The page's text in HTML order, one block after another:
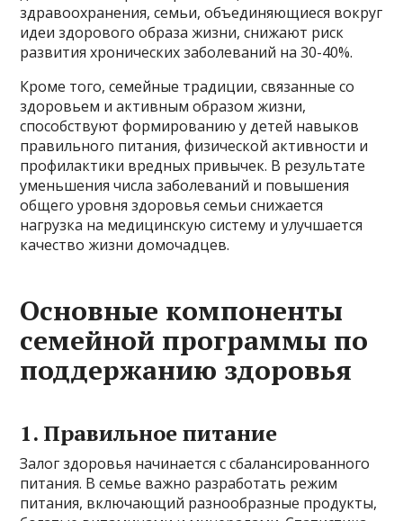
здравоохранения, семьи, объединяющиеся вокруг
идеи здорового образа жизни, снижают риск
развития хронических заболеваний на 30-40%.
Кроме того, семейные традиции, связанные со
здоровьем и активным образом жизни,
способствуют формированию у детей навыков
правильного питания, физической активности и
профилактики вредных привычек. В результате
уменьшения числа заболеваний и повышения
общего уровня здоровья семьи снижается
нагрузка на медицинскую систему и улучшается
качество жизни домочадцев.
Основные компоненты
семейной программы по
поддержанию здоровья
1. Правильное питание
Залог здоровья начинается с сбалансированного
питания. В семье важно разработать режим
питания, включающий разнообразные продукты,